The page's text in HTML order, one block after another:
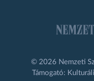
© 2026 Nemzeti
Támogató: